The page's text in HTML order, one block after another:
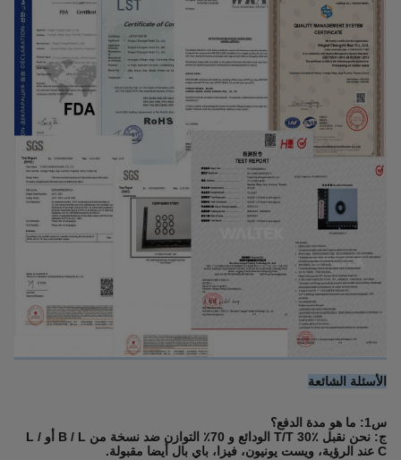
الأسئلة الشائعة
س1: ما هو مدة الدفع؟
ج: نحن نقبل T/T 30٪ الودائع و 70٪ التوازن ضد نسخة من B / L أو L /
C عند الرؤية، ويست يونيون، فيزا، باي بال أيضا مقبولة.